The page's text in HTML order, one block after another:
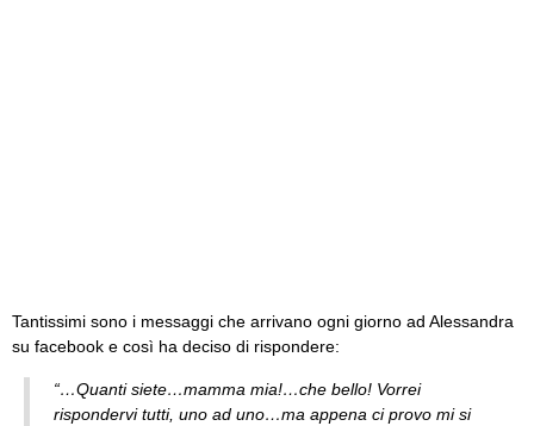
Tantissimi sono i messaggi che arrivano ogni giorno ad Alessandra
su facebook e così ha deciso di rispondere:
“…Quanti siete…mamma mia!…che bello! Vorrei
rispondervi tutti, uno ad uno…ma appena ci provo mi si